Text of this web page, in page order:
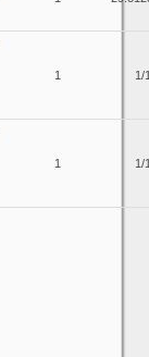
1 1/
1 1/